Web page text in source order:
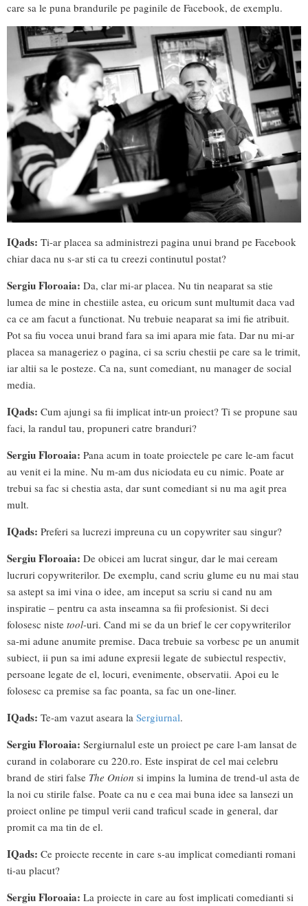
care sa le puna brandurile pe paginile de Facebook, de exemplu.
IQads: Ti-ar placea sa administrezi pagina unui brand pe Facebook
chiar daca nu s-ar sti ca tu creezi continutul postat?
Sergiu Floroaia: Da, clar mi-ar placea. Nu tin neaparat sa stie
lumea de mine in chestiile astea, eu oricum sunt multumit daca vad
ca ce am facut a functionat. Nu trebuie neaparat sa imi fie atribuit.
Pot sa fiu vocea unui brand fara sa imi apara mie fata. Dar nu mi-ar
placea sa manageriez o pagina, ci sa scriu chestii pe care sa le trimit,
iar altii sa le posteze. Ca na, sunt comediant, nu manager de social
media.
IQads: Cum ajungi sa fii implicat intr-un proiect? Ti se propune sau
faci, la randul tau, propuneri catre branduri?
Sergiu Floroaia: Pana acum in toate proiectele pe care le-am facut
au venit ei la mine. Nu m-am dus niciodata eu cu nimic. Poate ar
trebui sa fac si chestia asta, dar sunt comediant si nu ma agit prea
mult.
IQads: Preferi sa lucrezi impreuna cu un copywriter sau singur?
Sergiu Floroaia: De obicei am lucrat singur, dar le mai ceream
lucruri copywriterilor. De exemplu, cand scriu glume eu nu mai stau
sa astept sa imi vina o idee, am inceput sa scriu si cand nu am
inspiratie – pentru ca asta inseamna sa fii profesionist. Si deci
folosesc niste tool-uri. Cand mi se da un brief le cer copywriterilor
sa-mi adune anumite premise. Daca trebuie sa vorbesc pe un anumit
subiect, ii pun sa imi adune expresii legate de subiectul respectiv,
persoane legate de el, locuri, evenimente, observatii. Apoi eu le
folosesc ca premise sa fac poanta, sa fac un one-liner.
IQads: Te-am vazut aseara la Sergiurnal.
Sergiu Floroaia: Sergiurnalul este un proiect pe care l-am lansat de
curand in colaborare cu 220.ro. Este inspirat de cel mai celebru
brand de stiri false The Onion si impins la lumina de trend-ul asta de
la noi cu stirile false. Poate ca nu e cea mai buna idee sa lansezi un
proiect online pe timpul verii cand traficul scade in general, dar
promit ca ma tin de el.
IQads: Ce proiecte recente in care s-au implicat comedianti romani
ti-au placut?
Sergiu Floroaia: La proiecte in care au fost implicati comedianti si